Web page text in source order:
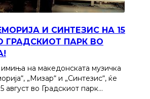
И СИНТЕЗИС НА 15
ГРАДСКИОТ ПАРК ВО
имиња на македонската музичка
„Мизар“ и „Синтезис“, ќе
август во Градскиот парк…